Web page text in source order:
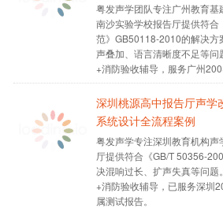
粤发声学团队专注广州教育
南沙实验学校报告厅提供符
范》GB50118-2010的解决方
声叠加、语言清晰度不足等
+消防验收辅导，服务广州
深圳桃源高中报告厅声学
系统设计全流程案例
粤发声学专注深圳教育机构
厅提供符合《GB/T 50356-
决混响过长、扩声失真等问
+消防验收辅导，已服务深圳
属测试报告。